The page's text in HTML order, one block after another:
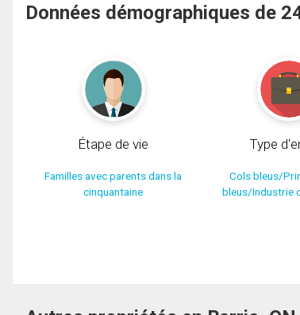
Données démographiques de
Étape de vie
Familles avec parents dans la
cinquantaine
Type
Cols bleus/
bleus/Industrie